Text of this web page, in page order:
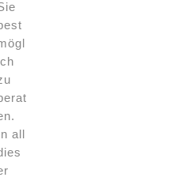
all